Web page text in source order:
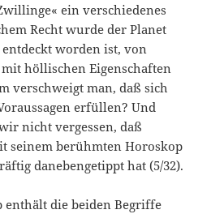
ein verschiedenes
Recht wurde der Planet
worden ist, von
höllischen Eigenschaften
verschweigt man, daß sich
erfüllen? Und
nicht vergessen, daß
seinem berühmten Horoskop
danebengetippt hat (5/32).
enthält die beiden Begriffe